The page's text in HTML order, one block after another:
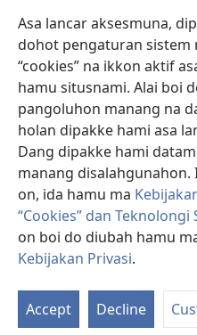
Asa lancar aksesmuna,
dohot pengaturan sistem
“cookies” na ikkon aktif
hamu situsnami. Alai boi
pangoluhon manang na
holan dipakke hami asa
Dang dipakke hami
manang
on, ida hamu ma
“Cookies” dan Teknolongi
on boi do diubah hamu
Kebijakan Privasi.
Accept Decline
(opens
new
PERPUSTAKAAN ONLINE
(opens
new
window)JW Hub
(opens
new
window)JW Library ®
Copyright© 2026 Watch Tower
ATURAN LAO MAMAKKE